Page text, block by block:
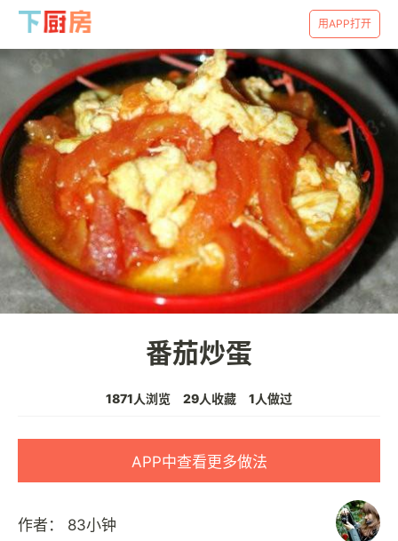
用APP打开
番茄炒蛋
1871人浏览 29人收藏 1人做过
APP中查看更多做法
作者： 83小钟